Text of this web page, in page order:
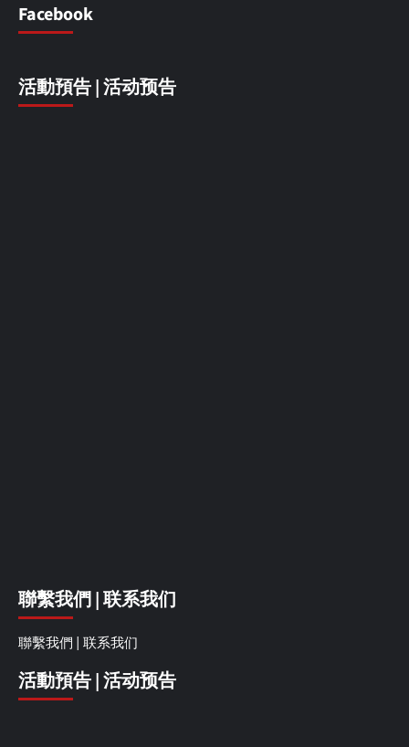
Facebook
活動預告 | 活动预告
聯繫我們 | 联系我们
聯繫我們 | 联系我们
活動預告 | 活动预告